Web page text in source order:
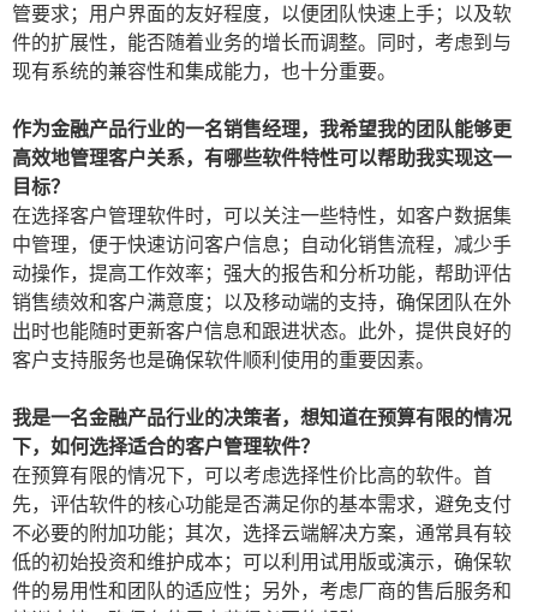
管要求；用户界面的友好程度，以便团队快速上手；以及软
件的扩展性，能否随着业务的增长而调整。同时，考虑到与
现有系统的兼容性和集成能力，也十分重要。
作为金融产品行业的一名销售经理，我希望我的团队能够更
高效地管理客户关系，有哪些软件特性可以帮助我实现这一
目标？
在选择客户管理软件时，可以关注一些特性，如客户数据集
中管理，便于快速访问客户信息；自动化销售流程，减少手
动操作，提高工作效率；强大的报告和分析功能，帮助评估
销售绩效和客户满意度；以及移动端的支持，确保团队在外
出时也能随时更新客户信息和跟进状态。此外，提供良好的
客户支持服务也是确保软件顺利使用的重要因素。
我是一名金融产品行业的决策者，想知道在预算有限的情况
下，如何选择适合的客户管理软件？
在预算有限的情况下，可以考虑选择性价比高的软件。首
先，评估软件的核心功能是否满足你的基本需求，避免支付
不必要的附加功能；其次，选择云端解决方案，通常具有较
低的初始投资和维护成本；可以利用试用版或演示，确保软
件的易用性和团队的适应性；另外，考虑厂商的售后服务和